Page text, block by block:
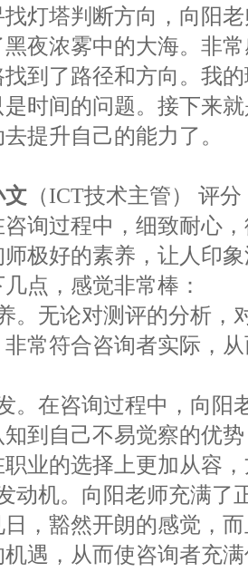
灯塔判断方向，向阳
夜浓雾中的大海。非
到了路径和方向。我
时间的问题。接下来
提升自己的能力了。
文 （ICT技术主管） 评分
询过程中，细致耐心
极好的素养，让人印
点，感觉非常棒：
。无论对测评的分析，
常符合咨询者实际，
。在咨询过程中，向阳
到自己不易觉察的优
业的选择上更加从容
动机。向阳老师充满了
，豁然开朗的感觉，
遇，从而使咨询者充